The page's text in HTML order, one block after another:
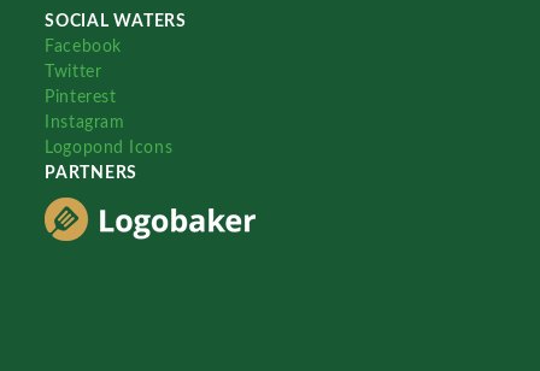
SOCIAL WATERS
Facebook
Twitter
Pinterest
Instagram
Logopond Icons
PARTNERS